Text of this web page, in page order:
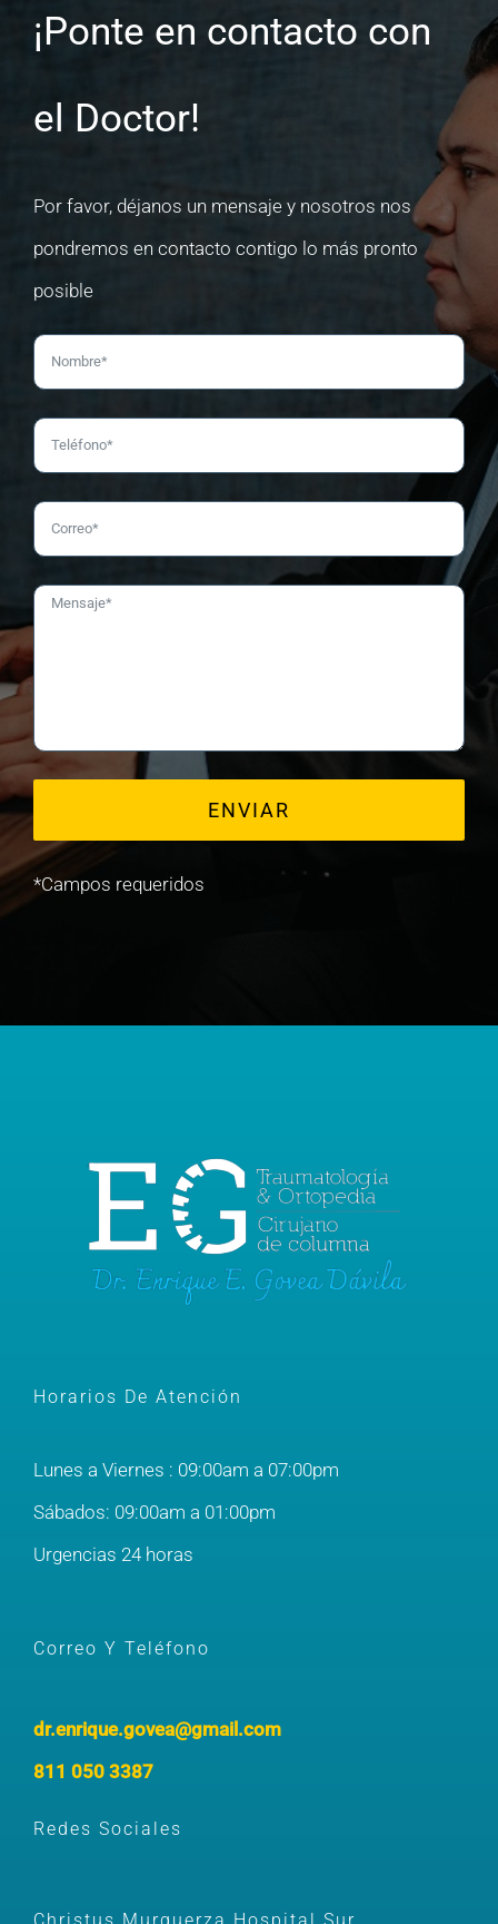
¡Ponte en contacto con
el Doctor!
Por favor, déjanos un mensaje y nosotros nos
pondremos en contacto contigo lo más pronto
posible
*Campos requeridos
Horarios De Atención
Lunes a Viernes : 09:00am a 07:00pm
Sábados: 09:00am a 01:00pm
Urgencias 24 horas
Correo Y Teléfono
dr.enrique.govea@gmail.com
811 050 3387
Redes Sociales